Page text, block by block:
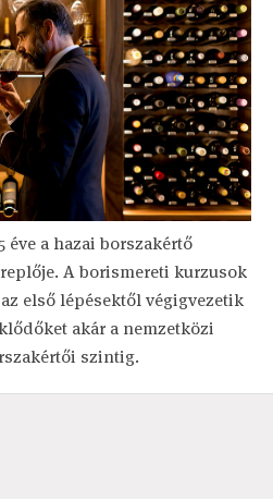
a hazai borszakértő
A borismereti kurzusok
első lépésektől végigvezetik
akár a nemzetközi
szintig.